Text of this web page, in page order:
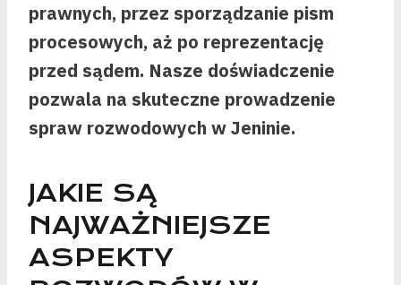
prawnych, przez sporządzanie pism
procesowych, aż po reprezentację
przed sądem. Nasze doświadczenie
pozwala na skuteczne prowadzenie
spraw rozwodowych w Jeninie.
JAKIE SĄ
NAJWAŻNIEJSZE
ASPEKTY